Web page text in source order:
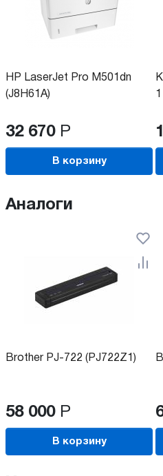
HP LaserJet Pro M501dn
(J8H61A)
32 670 Р
В корзину
Аналоги
Brother PJ-722 (PJ722Z1)
58 000 Р
В корзину